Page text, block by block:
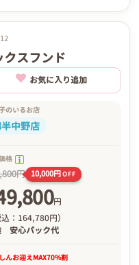
クスフンド
お気に入り追加
のいるお店
中野店
格
円 10,000円OFF
円
込：164,780円）
安心パック代
んお迎えMAX70%割